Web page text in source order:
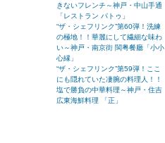
きないフレンチ～神戸・中山手通
「レストラン パトゥ」
“ザ・シェフリンク”第60弾！洗練
の極地！！華麗にして繊細な味わ
い～神戸・南京街 閩粤餐廳「小小
心縁」
“ザ・シェフリンク”第59弾！ここ
にも隠れていた凄腕の料理人！！
塩で勝負の中華料理～神戸・住吉
広東海鮮料理 「正」